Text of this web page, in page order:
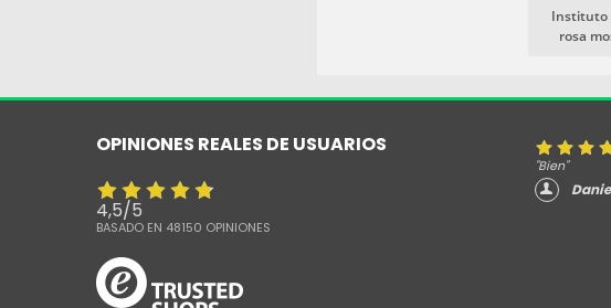
Instituto
rosa
OPINIONES REALES DE USUARIOS
4,5/5
BASADO EN 48150 OPINIONES
"Bien"